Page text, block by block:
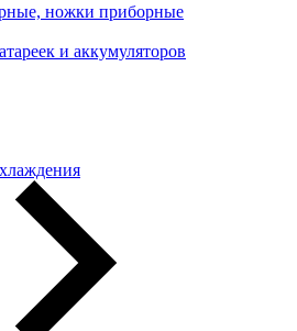
ножки приборные
и аккумуляторов